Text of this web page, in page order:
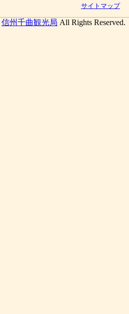
サイトマップ
信州千曲観光局 All Rights Reserved.